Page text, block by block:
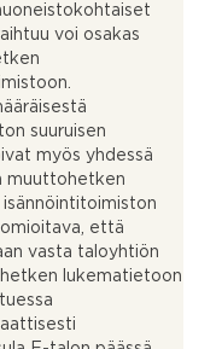
voi osakas
suuruisen
myös yhdessä
muuttohetken
että
vasta taloyhtiön
lukematietoon